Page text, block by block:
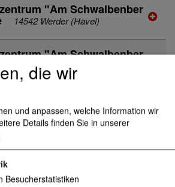
"Am Schwalbenber
14542 Werder (Havel)
"Am Schwalbenber
14542 Werder (Havel)
"Am Stadtwall" Alte
ständigem Pflegeangebot
Seniorenzentren Pflege
"Am Tierpark" Alten
die wir
und anpassen, welche Information wir
Details finden Sie in unserer
Besucherstatistiken